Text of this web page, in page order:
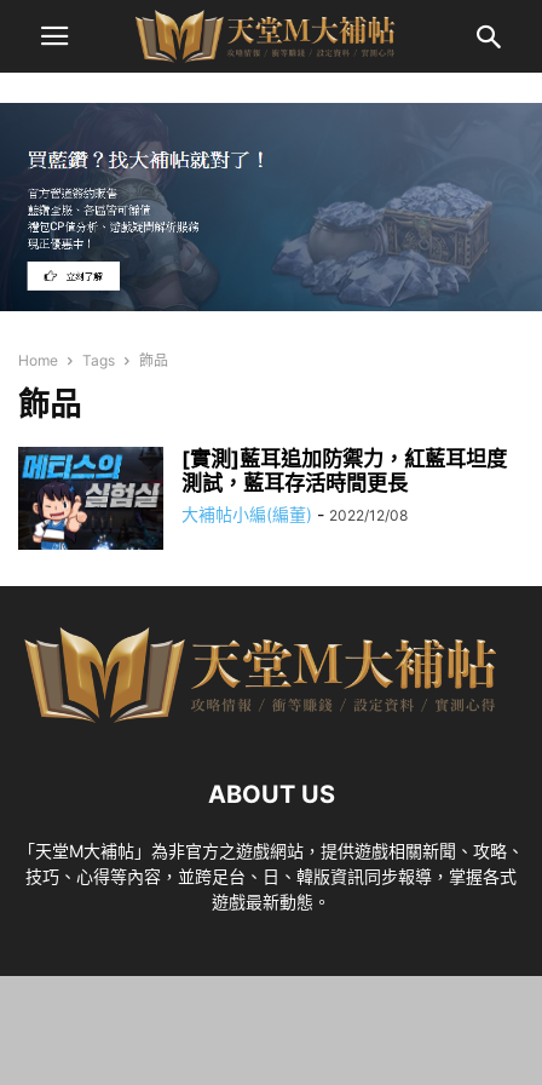
Home Tags 飾品
飾品
[實測]藍耳追加防禦力，紅藍耳坦度
測試，藍耳存活時間更長
大補帖小編(編董) - 2022/12/08
ABOUT US
「天堂M大補帖」為非官方之遊戲網站，提供遊戲相關新聞、攻略、
技巧、心得等內容，並跨足台、日、韓版資訊同步報導，掌握各式
遊戲最新動態。